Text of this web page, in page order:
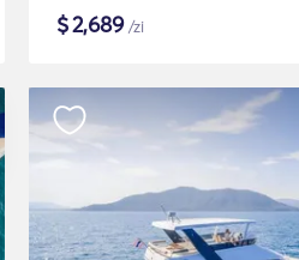
$2,689/zi